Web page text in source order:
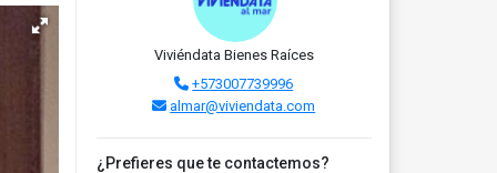
Viviéndata Bienes Raíces
+573007739996
almar@viviendata.com
¿Prefieres que te contactemos?